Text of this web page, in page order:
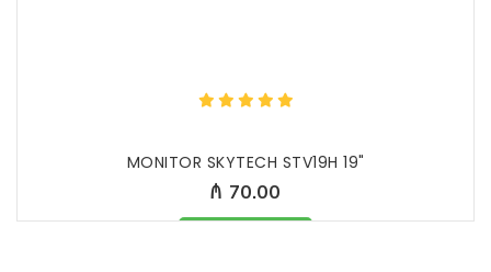
MONITOR SKYTECH STV19H 19"
₼ 70.00
Məhsul mövcuddur